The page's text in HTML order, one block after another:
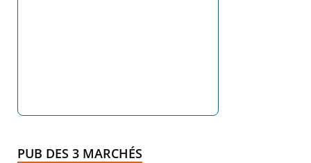
PUB DES 3 MARCHÉS